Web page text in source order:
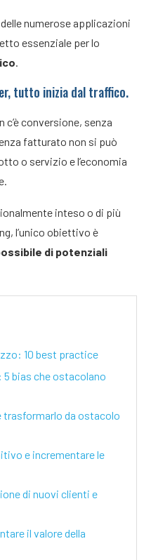
numerose applicazioni
essenziale per lo
.
tutto inizia dal traffico.
conversione, senza
fatturato non si può
o servizio e l’economia
inteso o di più
l’unico obiettivo è
di potenziali
10 best practice
5 bias che ostacolano
trasformarlo da ostacolo
e incrementare le
di nuovi clienti e
il valore della